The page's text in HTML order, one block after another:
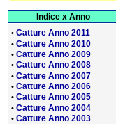
Indice x Anno
• Catture Anno 2011
• Catture Anno 2010
• Catture Anno 2009
• Catture Anno 2008
• Catture Anno 2007
• Catture Anno 2006
• Catture Anno 2005
• Catture Anno 2004
• Catture Anno 2003